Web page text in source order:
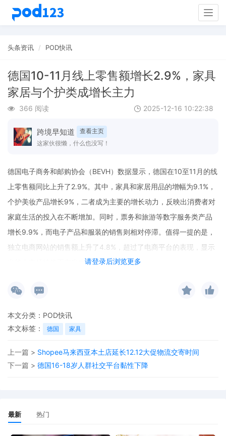
头条资讯 POD快讯
德国10-11月线上零售额增长2.9%，家具
家居与个护类成增长主力
366 阅读 2025-12-16 10:22:38
跨境早知道
查看主页
这家伙很懒，什么也没写！
请登录后浏览更多
德国电子商务和邮购协会（BEVH）数据显示，德国在10至11月的线
上零售额同比上升了2.9%。其中，家具和家居用品的增幅为9.1%，
个护美妆产品增长9%，二者成为主要的增长动力，反映出消费者对
家庭生活的投入在不断增加。同时，票务和旅游等数字服务类产品
增长9.9%，而电子产品和服装的销售则相对停滞。值得一提的是，
独立电商网站的销售额上升了4.8%，超过了电商平台的表现，显示
出线上市场结构正在发生变化。
本文分类： POD快讯
本文标签：
德国 家具
上一篇 > Shopee马来西亚本土店延长12.12大促物流交寄时间
下一篇 > 德国16-18岁人群社交平台黏性下降
最新 热门